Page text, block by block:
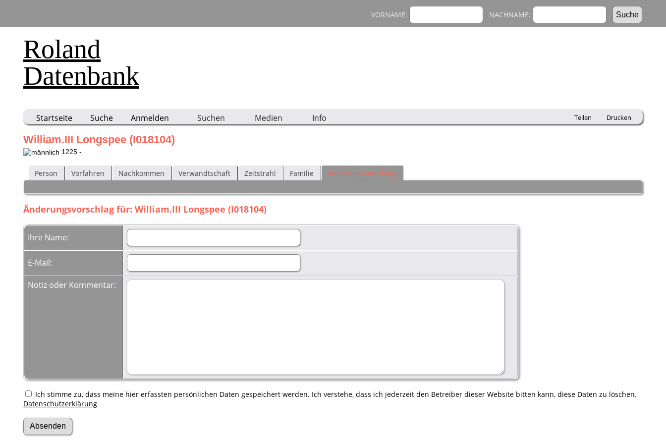
Roland
Datenbank
VORNAME: NACHNAME:
Startseite Suche Anmelden Suchen Medien Info Teilen Drucken
William.III Longspee (I018104)
1225 -
Person Vorfahren Nachkommen Verwandtschaft Zeitstrahl Familie Änderungsvorschlag
Änderungsvorschlag für: William.III Longspee (I018104)
Ihre Name:
E-Mail:
Notiz oder Kommentar:
Ich stimme zu, dass meine hier erfassten persönlichen Daten gespeichert werden. Ich verstehe, dass ich jederzeit den Betreiber dieser Website bitten kann, diese Daten zu löschen.
Datenschutzerklärung